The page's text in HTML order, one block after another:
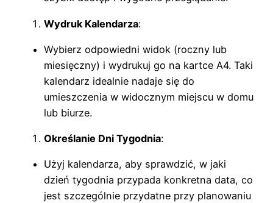
Wydruk Kalendarza:
Wybierz odpowiedni widok (roczny lub
miesięczny) i wydrukuj go na kartce A4. Taki
kalendarz idealnie nadaje się do
umieszczenia w widocznym miejscu w domu
lub biurze.
Określanie Dni Tygodnia:
Użyj kalendarza, aby sprawdzić, w jaki
dzień tygodnia przypada konkretna data, co
jest szczególnie przydatne przy planowaniu